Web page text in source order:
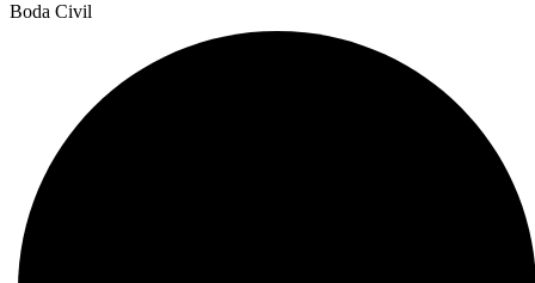
Boda Civil